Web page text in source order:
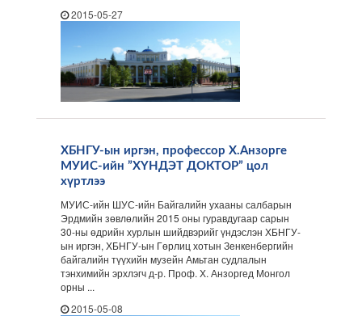
2015-05-27
ХБНГУ-ын иргэн, профессор Х.Анзорге
МУИС-ийн ”ХҮНДЭТ ДОКТОР” цол
хүртлээ
МУИС-ийн ШУС-ийн Байгалийн ухааны салбарын
Эрдмийн зөвлөлийн 2015 оны гуравдугаар сарын
30-ны өдрийн хурлын шийдвэрийг үндэслэн ХБНГУ-
ын иргэн, ХБНГУ-ын Гөрлиц хотын Зенкенбергийн
байгалийн түүхийн музейн Амьтан судлалын
тэнхимийн эрхлэгч д-р. Проф. Х. Анзоргед Монгол
орны ...
2015-05-08